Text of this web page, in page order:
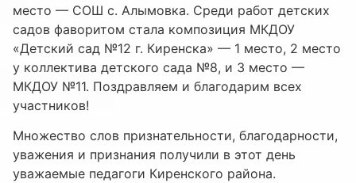
место — СОШ с. Алымовка. Среди работ детских
садов фаворитом стала композиция МКДОУ
«Детский сад №12 г. Киренска» — 1 место, 2 место
у коллектива детского сада №8, и 3 место —
МКДОУ №11. Поздравляем и благодарим всех
участников!
Множество слов признательности, благодарности,
уважения и признания получили в этот день
уважаемые педагоги Киренского района.